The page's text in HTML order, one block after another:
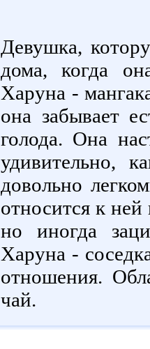
Девушка,
дома, когда
Харуна -
она забывает
голода. Она
удивительно,
довольно
относится к
но иногда
Харуна -
отношения.
чай.